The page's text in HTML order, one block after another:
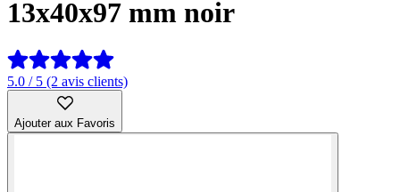
13x40x97 mm noir
5.0 / 5 (2 avis clients)
Ajouter aux Favoris